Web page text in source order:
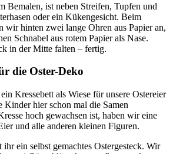
Bemalen, ist neben Streifen, Tupfen und
oder ein Kükengesicht. Beim
wir hinten zwei lange Ohren aus Papier an,
Schnabel aus rotem Papier als Nase.
in der Mitte falten – fertig.
die Oster-Deko
Kressebett als Wiese für unsere Ostereier
Kinder hier schon mal die Samen
hoch gewachsen ist, haben wir eine
und alle anderen kleinen Figuren.
ein selbst gemachtes Ostergesteck. Wir